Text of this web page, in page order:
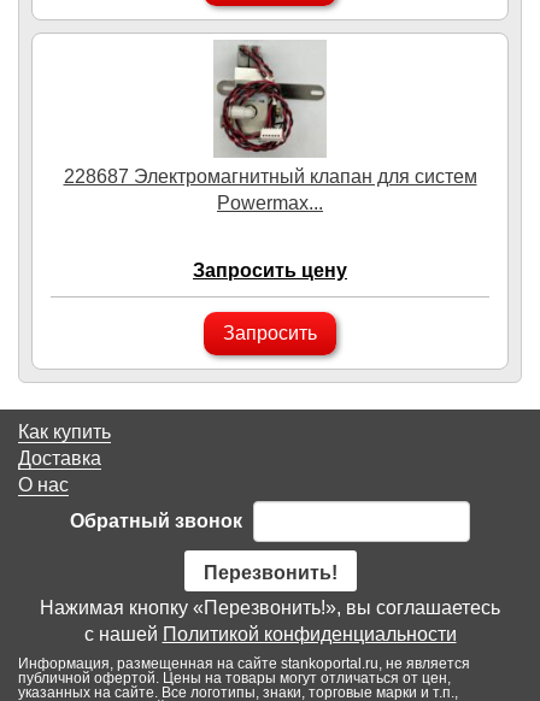
228687 Электромагнитный клапан для систем
Powermax...
Запросить цену
Запросить
Как купить
Доставка
О нас
Обратный звонок
Перезвонить!
Нажимая кнопку «Перезвонить!», вы соглашаетесь
с нашей Политикой конфиденциальности
Информация, размещенная на сайте stankoportal.ru, не является
публичной офертой. Цены на товары могут отличаться от цен,
указанных на сайте. Все логотипы, знаки, торговые марки и т.п.,